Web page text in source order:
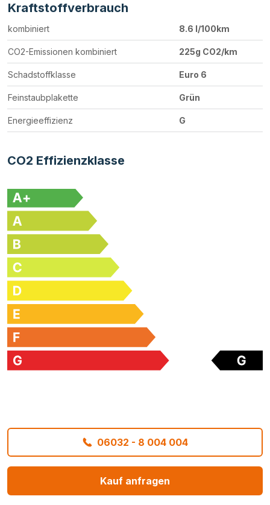
Kraftstoffverbrauch
kombiniert 8.6 l/100km
CO2-Emissionen kombiniert 225g CO2/km
Schadstoffklasse Euro 6
Feinstaubplakette Grün
Energieeffizienz G
CO2 Effizienzklasse
06032 - 8 004 004
Kauf anfragen